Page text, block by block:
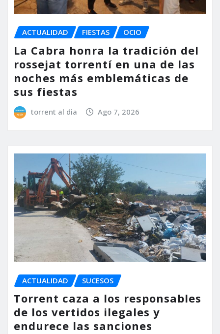
ACTUALIDAD FIESTAS OCIO
La Cabra honra la tradición del
rossejat torrentí en una de las
noches más emblemáticas de
sus fiestas
torrent al dia Ago 7, 2026
ACTUALIDAD SUCESOS
Torrent caza a los responsables
de los vertidos ilegales y
endurece las sanciones